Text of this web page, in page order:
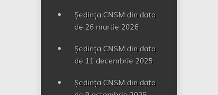
Ședința CNSM din data
de 26 martie 2026
Ședința CNSM din data
de 11 decembrie 2025
Ședința CNSM din data